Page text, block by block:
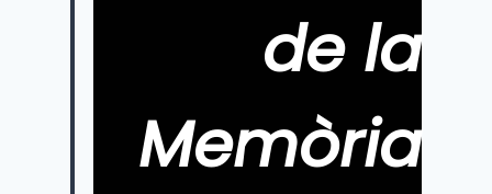
de la
Memòria